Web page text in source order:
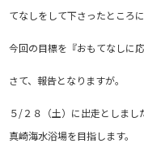
てなしをして下さったところ
今回の目標を『おもてなしに
さて、報告となりますが。
５/２８（土）に出走としま
真崎海水浴場を目指します。